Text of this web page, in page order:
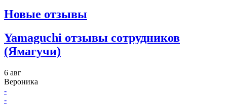
Новые отзывы
Yamaguchi отзывы сотрудников
(Ямагучи)
6 авг
Вероника
-
-